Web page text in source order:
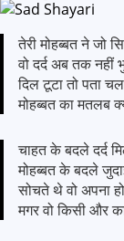
तेरी मोहब्बत ने जो
वो दर्द अब तक नहीं
दिल टूटा तो पता
मोहब्बत का मतलब
चाहत के बदले दर्द
मोहब्बत के बदले
सोचते थे वो अपना
मगर वो किसी और